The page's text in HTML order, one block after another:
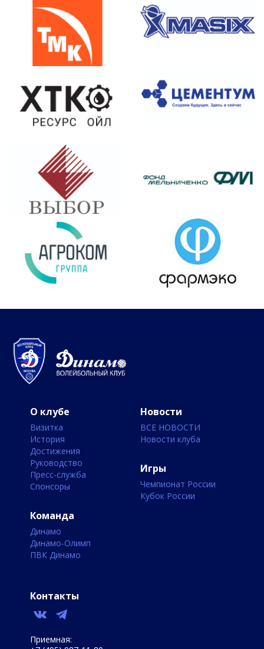
О клубе
Визитка
История
Достижения
Руководство
Пресс-служба
Спонсоры
Команда
Динамо
Динамо-Олимп
ПВК Динамо
Новости
ВСЕ НОВОСТИ
Новости клуба
Игры
Чемпионат России
Кубок России
Контакты
Приемная: